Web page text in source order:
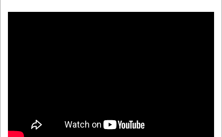
【衝撃】韓国で売っている目覚まし時計の
レトロパソコンに勝手移植の「ギャラガ」